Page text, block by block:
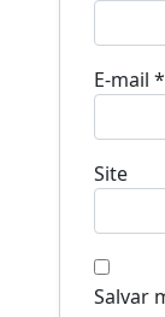
E-mail*
Site
Salvar